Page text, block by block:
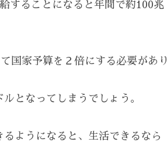
することになると年間で約100兆
国家予算を２倍にする必要があり
となってしまうでしょう。
ようになると、生活できるなら